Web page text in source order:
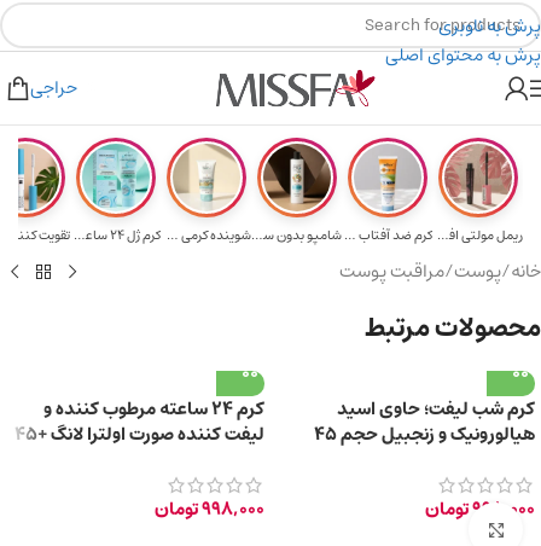
پرش به ناوبری
پرش به محتوای اصلی
۲٪ تخفیف روی سبد خرید برای روش کارت به کارت
برای خرید های بالای ۵ میلیون تومن
حراجی
ریمل مولتی افکت... کرم ضد آفتاب حا... شامپو بدون سولف... شوینده کرمی صور... کرم ژل ۲۴ ساعته... تقویت‌ کننده
خانه/پوست/مراقبت پوست
محصولات مرتبط
کرم شب لیفت؛ حاوی اسید
هیالورونیک و زنجبیل حجم 45
998,000تومان
کرم ۲۴ ساعته مرطوب کننده و
لیفت کننده صورت اولترا لانگ +45
998,000تومان
برای بزرگ‌نمایی کلیک کنید